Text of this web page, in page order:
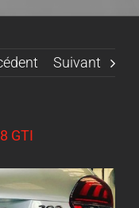
Suivant
GTI